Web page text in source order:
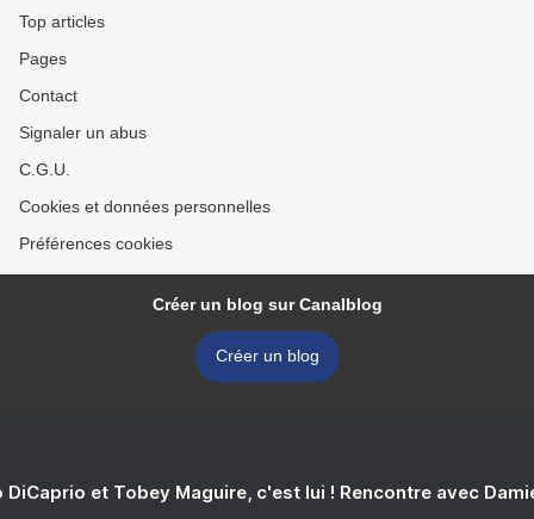
Top articles
Pages
Contact
Signaler un abus
C.G.U.
Cookies et données personnelles
Préférences cookies
Créer un blog sur Canalblog
Créer un blog
DiCaprio et Tobey Maguire, c'est lui ! Rencontre avec